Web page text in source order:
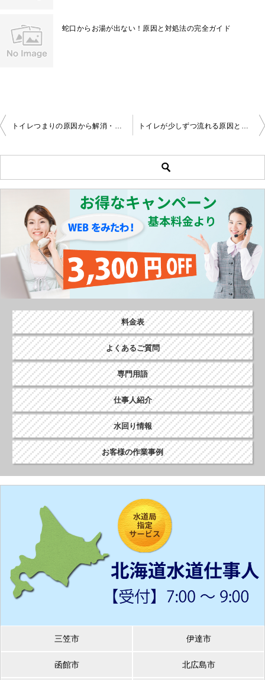
蛇口からお湯が出ない！原因と対処法の完全ガイド
投
稿
ビ
ゲ
ー
シ
ョ
ン
トイレつまりの原因から解消・予防まで：完全ガイド トイレが少しずつ流れる原因と効果的な修理方法
料金表
よくあるご質問
専門用語
仕事人紹介
水回り情報
お客様の作業事例
三笠市 伊達市
函館市 北広島市